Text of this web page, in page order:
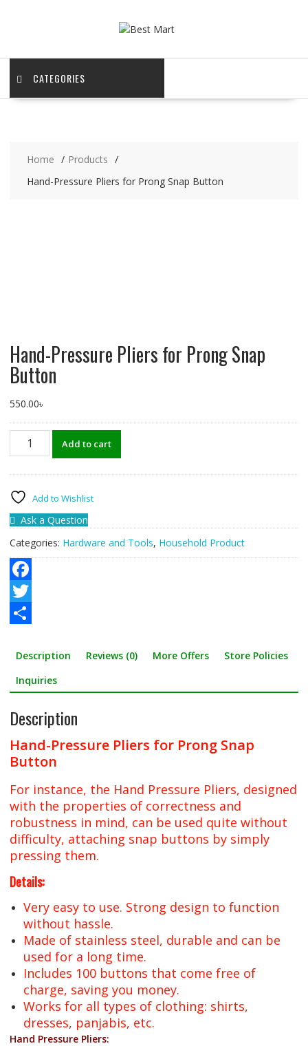
CATEGORIES
Home
Products
Hand-Pressure Pliers for Prong Snap Button
Hand-Pressure Pliers for Prong Snap
Button
550.00৳
Hand-
Pressure
Prong
Snap
Button
quantity
Add to cart
Add to Wishlist
Ask a Question
Categories: Hardware and Tools, Household Product
F
a
o
k
T
e
r
e
Description Reviews (0) More Offers
Store Policies
Inquiries
Description
Hand-Pressure Pliers for Prong Snap
Button
For instance, the Hand Pressure Pliers, designed
with the properties of correctness and
robustness in mind, can be used quite without
difficulty, attaching snap buttons by simply
pressing them.
Details:
Very easy to use. Strong design to function
without hassle.
Made of stainless steel, durable and can be
used for a long time.
Includes 100 buttons that come free of
charge, saving you money.
Works for all types of clothing: shirts,
dresses, panjabis, etc.
Hand Pressure Pliers: